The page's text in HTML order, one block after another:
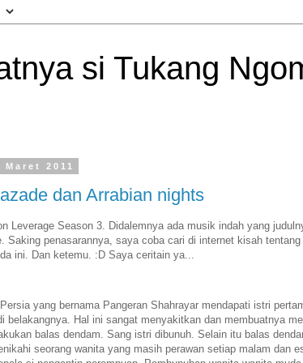
si Tukang
2011
dan Arrabian nights
Leverage Season 3. Didalemnya ada musik indah yang
Saking penasarannya, saya coba cari di internet kisah tentang
ini. Dan ketemu. :D Saya ceritain ya...
yang bernama Pangeran Shahrayar mendapati istri
belakangnya. Hal ini sangat menyakitkan dan membuatnya
balas dendam. Sang istri dibunuh. Selain itu balas
seorang wanita yang masih perawan setiap malam dan